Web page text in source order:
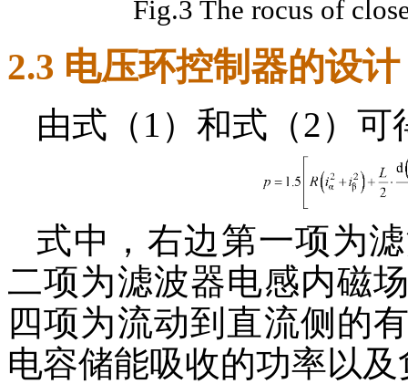
Fig.3 The rocus of
2.3 电压环控制器的设计
由式（1）和式（2）
式中，右边第一项为
二项为滤波器电感内磁
四项为流动到直流侧的
电容储能吸收的功率以